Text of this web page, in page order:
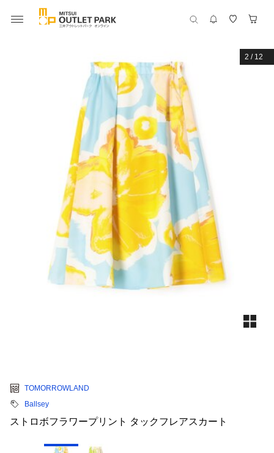
2 / 12
TOMORROWLAND
Ballsey
ストロボフラワープリント タックフレアスカート